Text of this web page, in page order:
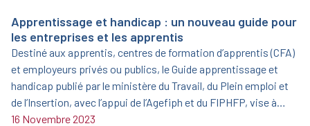
Apprentissage et handicap : un nouveau guide pour
les entreprises et les apprentis
Destiné aux apprentis, centres de formation d’apprentis (CFA)
et employeurs privés ou publics, le Guide apprentissage et
handicap publié par le ministère du Travail, du Plein emploi et
de l’Insertion, avec l’appui de l’Agefiph et du FIPHFP, vise à
informer et sensibiliser sur l’opportunité que représente
16 Novembre 2023